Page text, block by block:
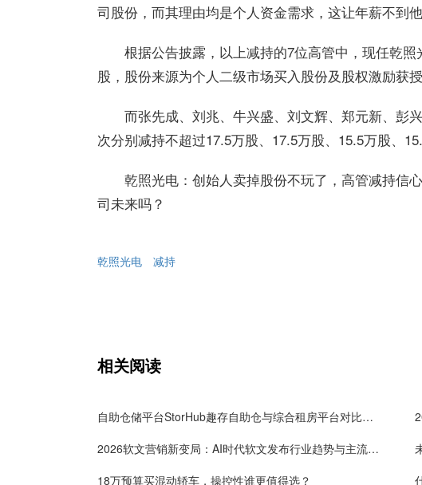
司股份，而其理由均是个人资金需求，这让年薪不到他
根据公告披露，以上减持的7位高管中，现任乾
股，股份来源为个人二级市场买入股份及股权激励获
而张先成、刘兆、牛兴盛、刘文辉、郑元新、彭
次分别减持不超过17.5万股、17.5万股、15.5万股、
乾照光电：创始人卖掉股份不玩了，高管减持信
司未来吗？
乾照光电 减持
相关阅读
自助仓储平台StorHub趣存自助仓与综合租房平台对比：个人 、 企业储物选哪家更专业
2026软文营销新变局：AI时代软文发布行业趋势与主流平台深度解析
18万预算买混动轿车，操控性谁更值得选？